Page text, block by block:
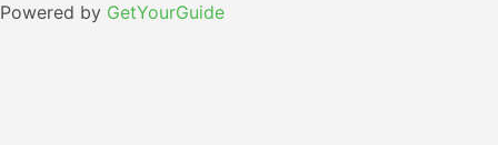
Powered by GetYourGuide